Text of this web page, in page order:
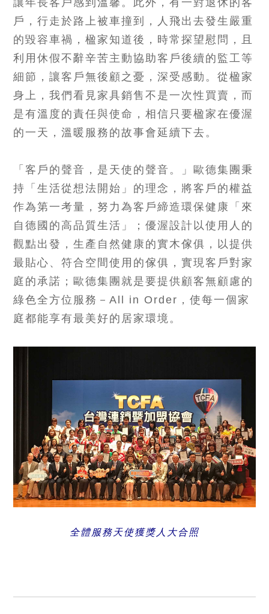
戶，行走於路上被車撞到，人飛出去發生嚴重
的毀容車禍，楹家知道後，時常探望慰問，且
利用休假不辭辛苦主動協助客戶後續的監工等
細節，讓客戶無後顧之憂，深受感動。從楹家
身上，我們看見家具銷售不是一次性買賣，而
是有溫度的責任與使命，相信只要楹家在優渥
的一天，溫暖服務的故事會延續下去。
「客戶的聲音，是天使的聲音。」歐德集團秉
持「生活從想法開始」的理念，將客戶的權益
作為第一考量，努力為客戶締造環保健康「來
自德國的高品質生活」；優渥設計以使用人的
觀點出發，生產自然健康的實木傢俱，以提供
最貼心、符合空間使用的傢俱，實現客戶對家
庭的承諾；歐德集團就是要提供顧客無顧慮的
綠色全方位服務－All in Order，使每一個家
庭都能享有最美好的居家環境。
全體服務天使獲獎人大合照